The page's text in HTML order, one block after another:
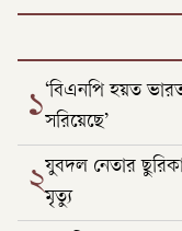
১‘বিএনপি হয়ত
সরিয়েছে’
২যুবদল নেতার
মৃত্যু